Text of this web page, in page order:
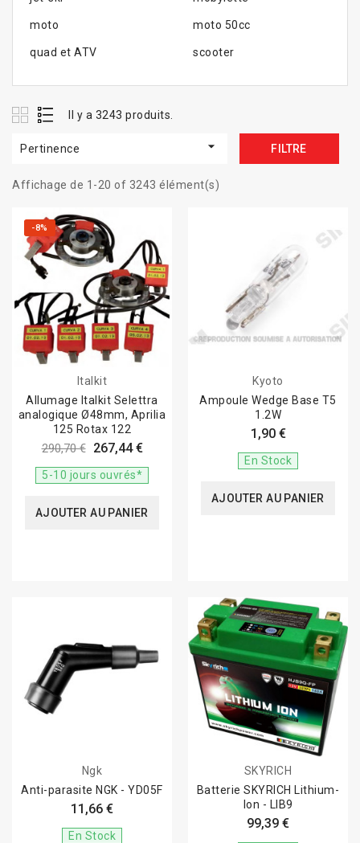
moto moto 50cc
quad et ATV scooter
Il y a 3243 produits.
Pertinence  FILTRE
Affichage de 1-20 of 3243 élément(s)
-8%
Italkit
Allumage Italkit Selettra
analogique Ø48mm, Aprilia
125 Rotax 122
290,70 € 267,44 €
5-10 jours ouvrés*
AJOUTER AU PANIER
Kyoto
Ampoule Wedge Base T5
1.2W
1,90 €
En Stock
AJOUTER AU PANIER
Ngk
Anti-parasite NGK - YD05F
11,66 €
En Stock
SKYRICH
Batterie SKYRICH Lithium-
Ion - LIB9
99,39 €